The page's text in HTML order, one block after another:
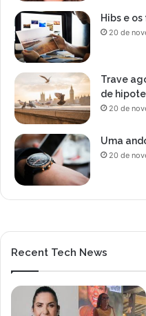
Hibs e
20 de
Trave
de
20 de
Uma
20 de
Recent Tech News